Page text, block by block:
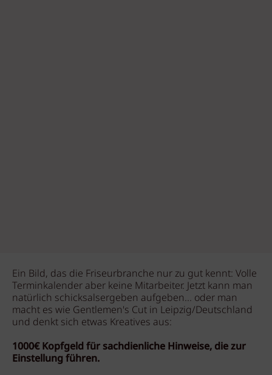
Ein Bild, das die Friseurbranche nur zu gut kennt: Volle
Terminkalender aber keine Mitarbeiter. Jetzt kann man
natürlich schicksalsergeben aufgeben... oder man
macht es wie Gentlemen's Cut in Leipzig/Deutschland
und denkt sich etwas Kreatives aus:
1000€ Kopfgeld für sachdienliche Hinweise, die zur
Einstellung führen.